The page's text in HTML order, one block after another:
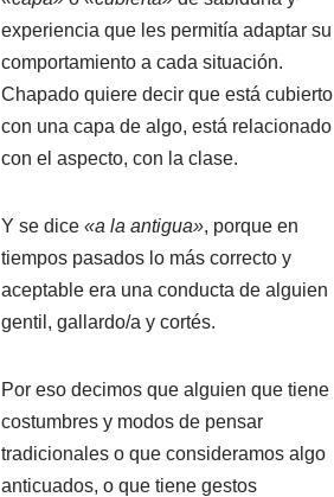
experiencia que les permitía adaptar su
comportamiento a cada situación.
Chapado quiere decir que está cubierto
con una capa de algo, está relacionado
con el aspecto, con la clase.
Y se dice «a la antigua», porque en
tiempos pasados lo más correcto y
aceptable era una conducta de alguien
gentil, gallardo/a y cortés.
Por eso decimos que alguien que tiene
costumbres y modos de pensar
tradicionales o que consideramos algo
anticuados, o que tiene gestos